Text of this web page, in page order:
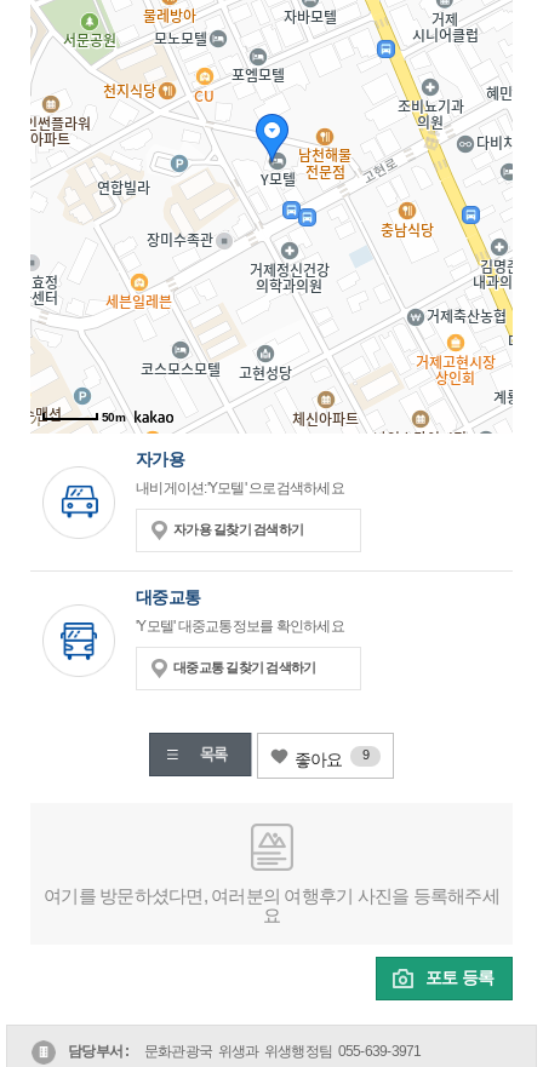
50m
자가용
내비게이션:'Y모텔' 으로검색하세요
자가용 길찾기 검색하기
대중교통
'Y모텔' 대중교통정보를 확인하세요
대중교통 길찾기 검색하기
좋아요 9
여기를 방문하셨다면, 여러분의 여행후기 사진을 등록해주세
요
포토 등록
담당부서 : 문화관광국 위생과 위생행정팀 055-639-3971